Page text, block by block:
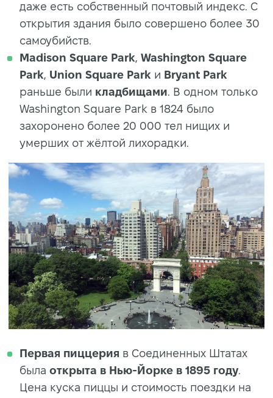
даже есть собственный почтовый индекс. С
открытия здания было совершено более 30
самоубийств.
Madison Square Park Washington Square
Park Union Square Park и Bryant Park
раньше были кладбищами . В одном только
Washington Square Park в 1824 было
захоронено более 20 000 тел нищих и
умерших от жёлтой лихорадки.
Первая пиццерия в Соединенных Штатах
была открыта в Нью-Йорке в 1895 году.
Цена куска пиццы и стоимость поездки на